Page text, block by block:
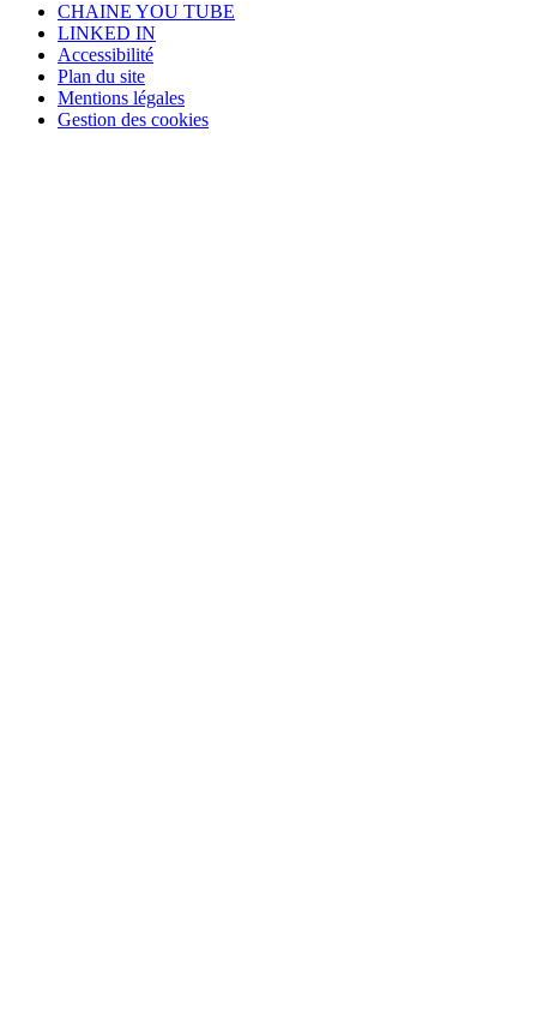
CHAINE YOU TUBE
LINKED IN
Accessibilité
Plan du site
Mentions légales
Gestion des cookies